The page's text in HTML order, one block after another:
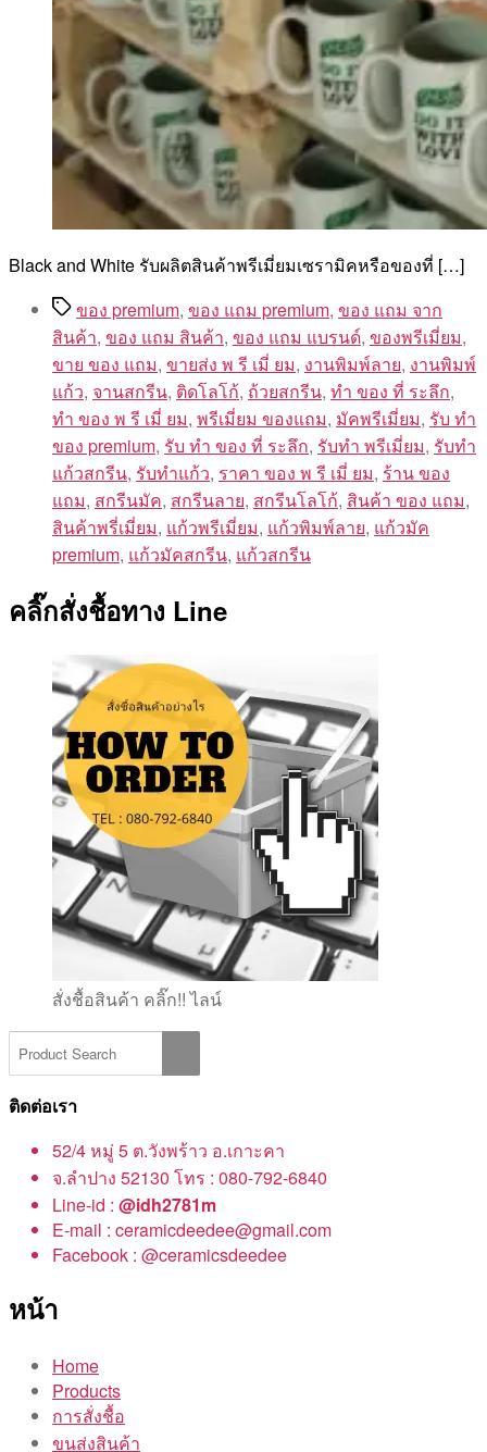
Black and White รับผลิตสินค้าพรีเมี่ยมเซรามิคหรือของที่ […]
Tagsของ premium, ของ แถม premium, ของ แถม จาก
สินค้า, ของ แถม สินค้า, ของ แถม แบรนด์, ของพรีเมี่ยม,
ขาย ของ แถม, ขายส่ง พ รี เมี่ ยม, งานพิมพ์ลาย, งานพิมพ์
แก้ว, จานสกรีน, ติดโลโก้, ถ้วยสกรีน, ทํา ของ ที่ ระลึก,
ทํา ของ พ รี เมี่ ยม, พรีเมี่ยม ของแถม, มัคพรีเมี่ยม, รับ ทำ
ของ premium, รับ ทํา ของ ที่ ระลึก, รับทำ พรีเมี่ยม, รับทำ
แก้วสกรีน, รับทำแก้ว, ราคา ของ พ รี เมี่ ยม, ร้าน ของ
แถม, สกรีนมัค, สกรีนลาย, สกรีนโลโก้, สินค้า ของ แถม,
สินค้าพรี่เมี่ยม, แก้วพรีเมี่ยม, แก้วพิมพ์ลาย, แก้วมัค
premium, แก้วมัคสกรีน, แก้วสกรีน
คลิ๊กสั่งชื้อทาง Line
สั่งชื้อสินค้า คลิ๊ก!! ไลน์
ติดต่อเรา
52/4 หมู่ 5 ต.วังพร้าว อ.เกาะคา
จ.ลำปาง 52130 โทร : 080-792-6840
Line-id : @idh2781m
E-mail : ceramicdeedee@gmail.com
Facebook : @ceramicsdeedee
หน้า
Home
Products
การสั่งชื้อ
ขนส่งสินค้า